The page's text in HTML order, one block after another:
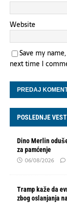
Website
Save my
next time I
POSLEDNJE
Dino Merlin
za pamćenje
06/08/2026
Tramp kaže da
zbog oslanjanja